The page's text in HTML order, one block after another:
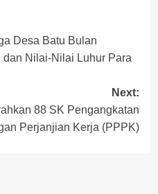
Desa Batu Bulan
dan Nilai-Nilai Luhur Para
Next:
88 SK Pengangkatan
Perjanjian Kerja (PPPK)